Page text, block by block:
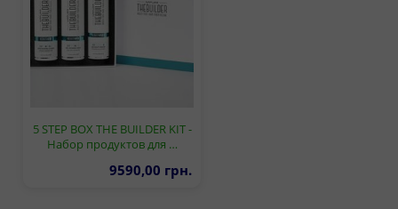
5 STEP BOX THE BUILDER KIT -
Набор продуктов для …
9590,00 грн.